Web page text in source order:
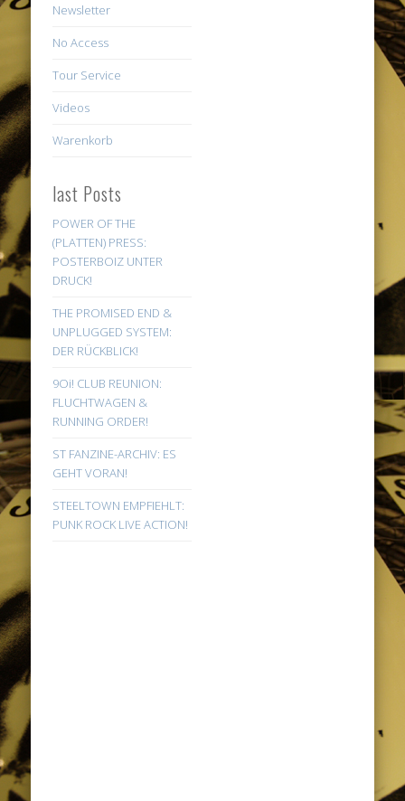
Newsletter
No Access
Tour Service
Videos
Warenkorb
last Posts
POWER OF THE
(PLATTEN) PRESS:
POSTERBOIZ UNTER
DRUCK!
THE PROMISED END &
UNPLUGGED SYSTEM:
DER RÜCKBLICK!
9Oi! CLUB REUNION:
FLUCHTWAGEN &
RUNNING ORDER!
ST FANZINE-ARCHIV: ES
GEHT VORAN!
STEELTOWN EMPFIEHLT:
PUNK ROCK LIVE ACTION!